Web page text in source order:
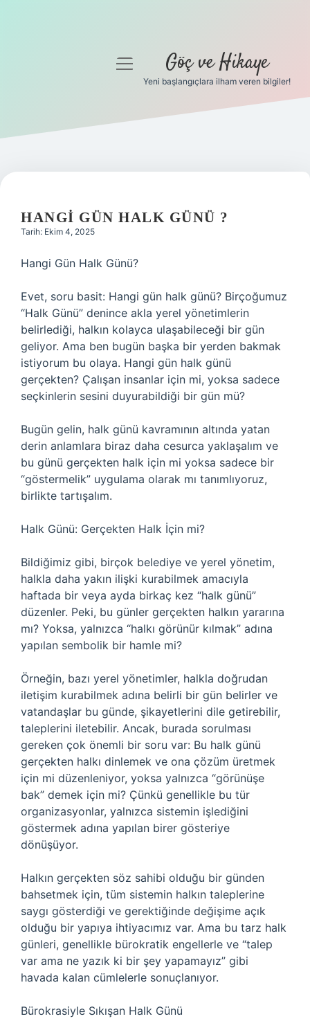
Gizlilik Politikası
Yasal Uyarı
menüyü
Göç ve Hikaye
Yeni başlangıçlara ilham veren bilgiler!
HANGI GÜN HALK GÜNÜ ?
Tarih: Ekim 4, 2025
Hangi Gün Halk Günü?
Evet, soru basit: Hangi gün halk günü? Birçoğumuz
“Halk Günü” denince akla yerel yönetimlerin
belirlediği, halkın kolayca ulaşabileceği bir gün
geliyor. Ama ben bugün başka bir yerden bakmak
istiyorum bu olaya. Hangi gün halk günü
gerçekten? Çalışan insanlar için mi, yoksa sadece
seçkinlerin sesini duyurabildiği bir gün mü?
Bugün gelin, halk günü kavramının altında yatan
derin anlamlara biraz daha cesurca yaklaşalım ve
bu günü gerçekten halk için mi yoksa sadece bir
“göstermelik” uygulama olarak mı tanımlıyoruz,
birlikte tartışalım.
Halk Günü: Gerçekten Halk İçin mi?
Bildiğimiz gibi, birçok belediye ve yerel yönetim,
halkla daha yakın ilişki kurabilmek amacıyla
haftada bir veya ayda birkaç kez “halk günü”
düzenler. Peki, bu günler gerçekten halkın yararına
mı? Yoksa, yalnızca “halkı görünür kılmak” adına
yapılan sembolik bir hamle mi?
Örneğin, bazı yerel yönetimler, halkla doğrudan
iletişim kurabilmek adına belirli bir gün belirler ve
vatandaşlar bu günde, şikayetlerini dile getirebilir,
taleplerini iletebilir. Ancak, burada sorulması
gereken çok önemli bir soru var: Bu halk günü
gerçekten halkı dinlemek ve ona çözüm üretmek
için mi düzenleniyor, yoksa yalnızca “görünüşe
bak” demek için mi? Çünkü genellikle bu tür
organizasyonlar, yalnızca sistemin işlediğini
göstermek adına yapılan birer gösteriye
dönüşüyor.
Halkın gerçekten söz sahibi olduğu bir günden
bahsetmek için, tüm sistemin halkın taleplerine
saygı gösterdiği ve gerektiğinde değişime açık
olduğu bir yapıya ihtiyacımız var. Ama bu tarz halk
günleri, genellikle bürokratik engellerle ve “talep
var ama ne yazık ki bir şey yapamayız” gibi
havada kalan cümlelerle sonuçlanıyor.
Bürokrasiyle Sıkışan Halk Günü